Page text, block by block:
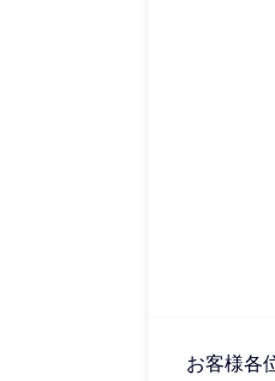
お客様各